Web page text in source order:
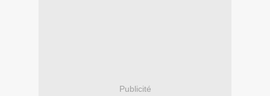
Publicité